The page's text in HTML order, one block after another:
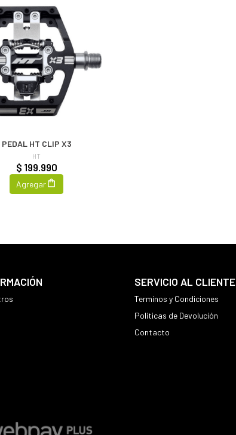
PEDAL HT CLIP X3
HT
$ 199.990
Agregar
SERVICIO AL CLIENTE
Terminos y Condiciones
Políticas de Devolución
Contacto